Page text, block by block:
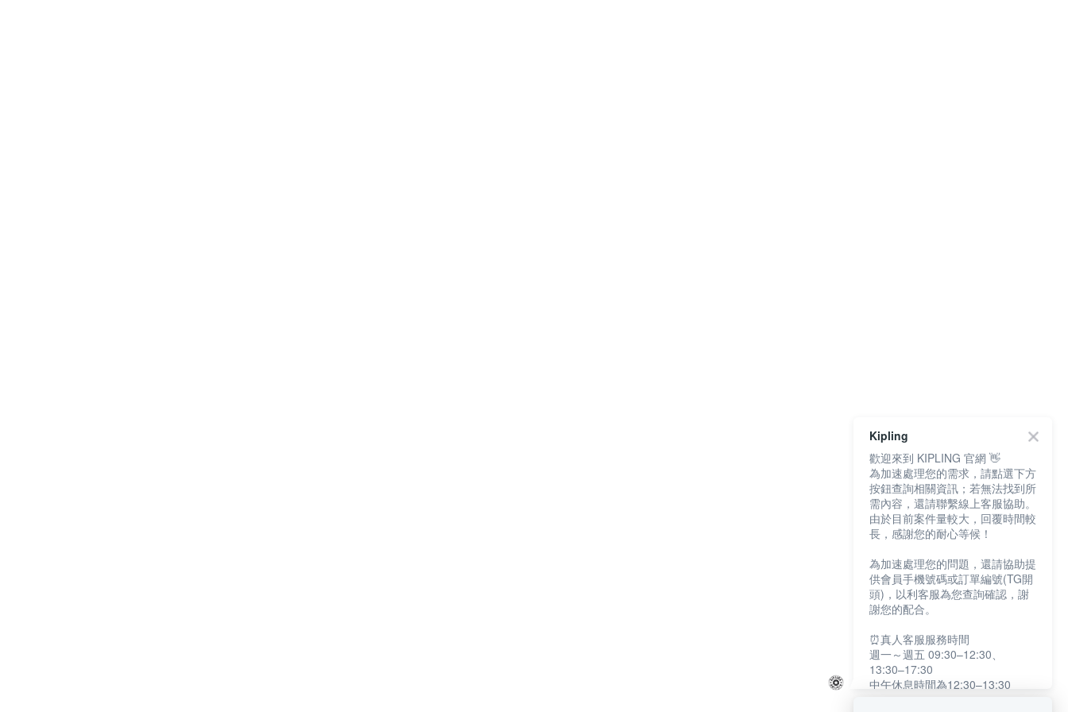
Kipling
歡迎來到 KIPLING 官網 👋
為加速處理您的需求，請點選下方
按鈕查詢相關資訊；若無法找到所
需內容，還請聯繫線上客服協助。
由於目前案件量較大，回覆時間較
長，感謝您的耐心等候！
為加速處理您的問題，還請協助提
供會員手機號碼或訂單編號(TG開
頭)，以利客服為您查詢確認，謝
謝您的配合。
⏰真人客服服務時間
週一～週五 09:30–12:30、
13:30–17:30
中午休息時間為12:30–13:30